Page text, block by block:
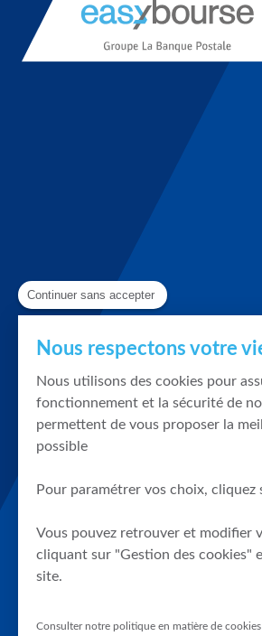
Continuer sans accepter
Nous respectons votre
Nous utilisons des cookies pour
fonctionnement et la sécurité de
permettent de vous proposer la
possible
Pour paramétrer vos choix, cliquez
Vous pouvez retrouver et modifier
cliquant sur "Gestion des cookies"
site.
Consulter notre politique en matière de cookies